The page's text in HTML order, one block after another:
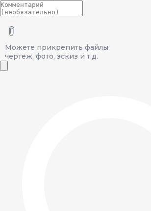
Можете прикрепить файлы:
чертеж, фото, эскиз и т.д.